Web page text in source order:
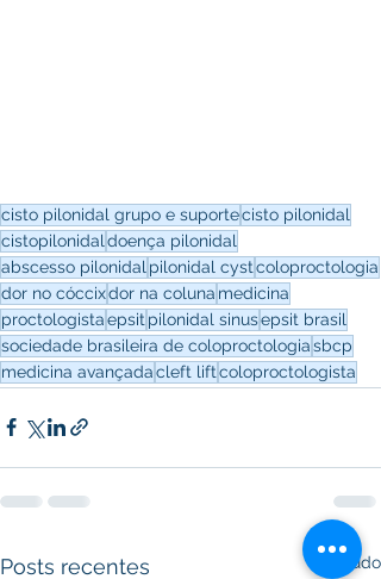
cisto pilonidal grupo e suportecisto pilonidal
cistopilonidal doença pilonidal
abscesso pilonidal pilonidal cystcoloproctologia
dor no cóccixdor na coluna medicina
proctologistaepsit pilonidal sinusepsit brasil
sociedade brasileira de coloproctologiasbcp
medicina avançadacleft liftcoloproctologista
Posts recentes Ver tudo